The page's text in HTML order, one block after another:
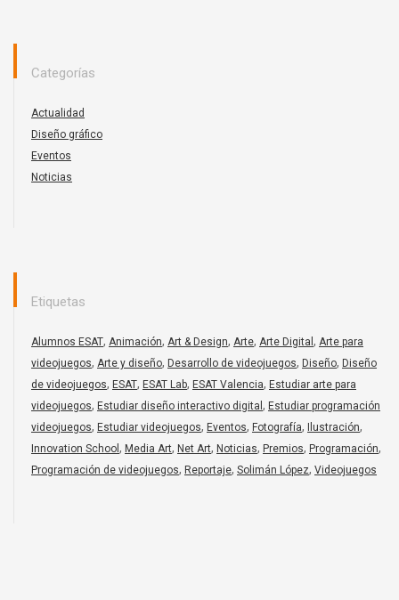
Categorías
Actualidad
Diseño gráfico
Eventos
Noticias
Etiquetas
Alumnos ESAT, Animación, Art & Design, Arte, Arte Digital , Arte para
videojuegos, Arte y diseño, Desarrollo de videojuegos, Diseño, Diseño
de videojuegos, ESAT, ESAT Lab, ESAT Valencia, Estudiar arte para
videojuegos, Estudiar diseño interactivo digital , Estudiar programación
videojuegos, Estudiar videojuegos, Eventos, Fotografía, Ilustración,
Innovation School , Media Art, Net Art, Noticias, Premios, Programación,
Programación de videojuegos, Reportaje, Solimán López, Videojuegos